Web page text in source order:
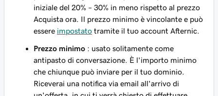
iniziale del 20% – 30% in meno rispetto al prezzo
Acquista ora. Il prezzo minimo è vincolante e può
essere impostato tramite il tuo account Afternic.
Prezzo minimo : usato solitamente come
antipasto di conversazione. È l'importo minimo
che chiunque può inviare per il tuo dominio.
Riceverai una notifica via email all'arrivo di